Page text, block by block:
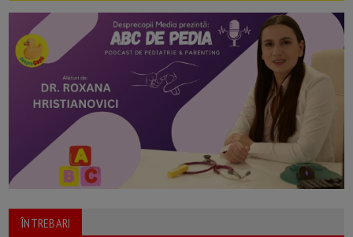
ÎNTREBARI